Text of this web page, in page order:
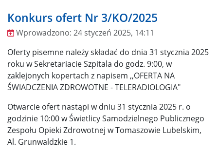
Konkurs ofert Nr 3/KO/2025
Wprowadzono
Wprowadzono: 24 styczeń 2025, 14:11
Oferty pisemne należy składać do dnia 31 stycznia 2025
roku w Sekretariacie Szpitala do godz. 9:00, w
zaklejonych kopertach z napisem ,,OFERTA NA
ŚWIADCZENIA ZDROWOTNE - TELERADIOLOGIA"
Otwarcie ofert nastąpi w dniu 31 stycznia 2025 r. o
godzinie 10:00 w Świetlicy Samodzielnego Publicznego
Zespołu Opieki Zdrowotnej w Tomaszowie Lubelskim,
Al. Grunwaldzkie 1.